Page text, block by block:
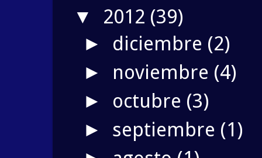
▼ 2012 (39)
► diciembre (2)
► noviembre (4)
► octubre (3)
► septiembre (1)